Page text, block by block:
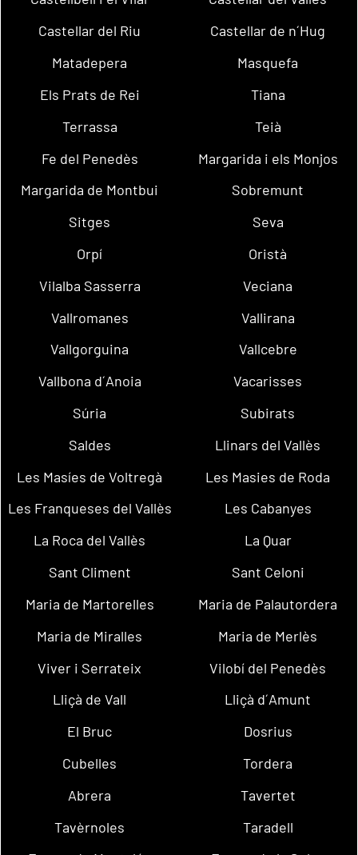
Castellar del Riu
Castellar de n´Hug
Matadepera
Masquefa
Els Prats de Rei
Tiana
Terrassa
Teià
Fe del Penedès
Margarida i els Monjos
Margarida de Montbui
Sobremunt
Sitges
Seva
Orpí
Oristà
Vilalba Sasserra
Veciana
Vallromanes
Vallirana
Vallgorguina
Vallcebre
Vallbona d´Anoia
Vacarisses
Súria
Subirats
Saldes
Llinars del Vallès
Les Masíes de Voltregà
Les Masies de Roda
Les Franqueses del Vallès
Les Cabanyes
La Roca del Vallès
La Quar
Sant Climent
Sant Celoni
Maria de Martorelles
Maria de Palautordera
Maria de Miralles
Maria de Merlès
Viver i Serrateix
Vilobí del Penedès
Lliçà de Vall
Lliçà d´Amunt
El Bruc
Dosrius
Cubelles
Tordera
Abrera
Tavertet
Tavèrnoles
Taradell